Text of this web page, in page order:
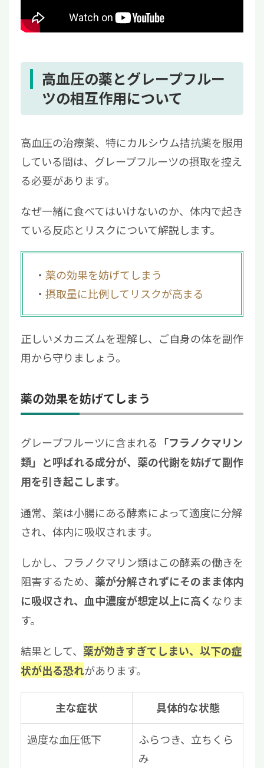
高血圧の薬とグレープフルー
ツの相互作用について
高血圧の治療薬、特にカルシウム拮抗薬を服用
している間は、グレープフルーツの摂取を控え
る必要があります。
なぜ一緒に食べてはいけないのか、体内で起き
ている反応とリスクについて解説します。
薬の効果を妨げてしまう
摂取量に比例してリスクが高まる
正しいメカニズムを理解し、ご自身の体を副作
用から守りましょう。
薬の効果を妨げてしまう
グレープフルーツに含まれる 「フラノクマリン
類」と呼ばれる成分が、薬の代謝を妨げて副作
用を引き起こします。
通常、薬は小腸にある酵素によって適度に分解
され、体内に吸収されます。
しかし、フラノクマリン類はこの酵素の働きを
阻害するため、 薬が分解されずにそのまま体内
に吸収され、血中濃度が想定以上に高くなりま
す。
結果として、 薬が効きすぎてしまい、以下の症
状が出る恐れがあります。
主な症状 具体的な状態
過度な血圧低下
ふらつき、立ちくら
み